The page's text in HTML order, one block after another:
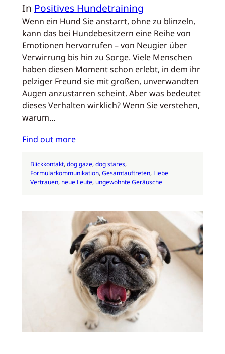
In Positives Hundetraining
Wenn ein Hund Sie anstarrt, ohne zu blinzeln,
kann das bei Hundebesitzern eine Reihe von
Emotionen hervorrufen – von Neugier über
Verwirrung bis hin zu Sorge. Viele Menschen
haben diesen Moment schon erlebt, in dem ihr
pelziger Freund sie mit großen, unverwandten
Augen anzustarren scheint. Aber was bedeutet
dieses Verhalten wirklich? Wenn Sie verstehen,
warum…
Find out more
Blickkontakt, dog gaze, dog stares
Formularkommunikation, Gesamtauftreten, Liebe
Vertrauen, neue Leute, ungewohnte Geräusche